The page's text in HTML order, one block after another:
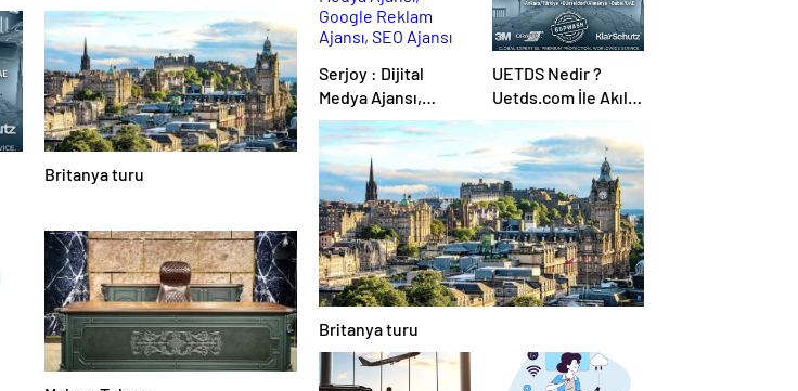
Britanya turu
Serjoy : Dijital
Medya Ajansı,
Google Reklam
Ajansı, SEO Ajansı
ve Web Tasarım
Ajansı
UETDS Nedir ?
Uetds.com İle Akıllı
Dijital Taşımacılık
Yazılımı
Britanya turu